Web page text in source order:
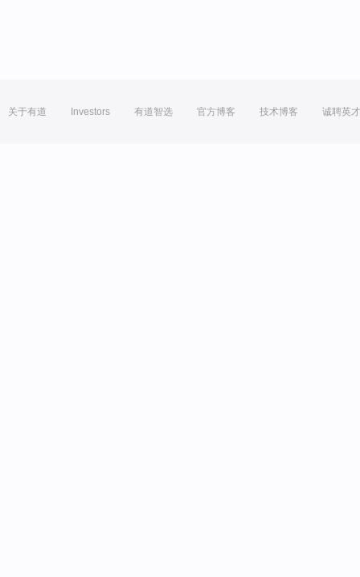
关于有道 Investors 有道智选 官方博客 技术博客 诚聘英才